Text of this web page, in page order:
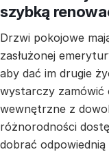
szybką
Drzwi pokojowe
zasłużonej
aby dać im drugie
wystarczy
wewnętrzne z
różnorodności
dobrać